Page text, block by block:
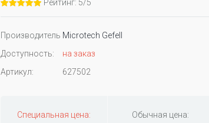
Рейтинг: 5/5
Производитель Microtech Gefell
Доступность:
на заказ
Артикул:
627502
Специальная цена: Обычная цена: